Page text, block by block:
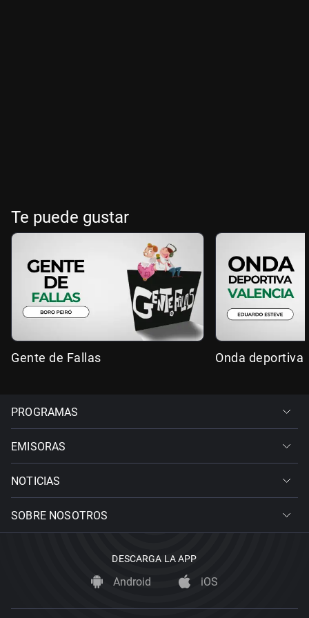
Te puede gustar
Gente de Fallas Onda deportiva
PROGRAMAS
EMISORAS
NOTICIAS
SOBRE NOSOTROS
DESCARGA LA APP
Android iOS